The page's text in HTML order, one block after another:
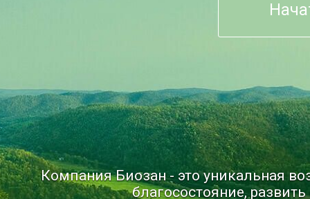
Компания Биозан - это уникальная
благосостояние,